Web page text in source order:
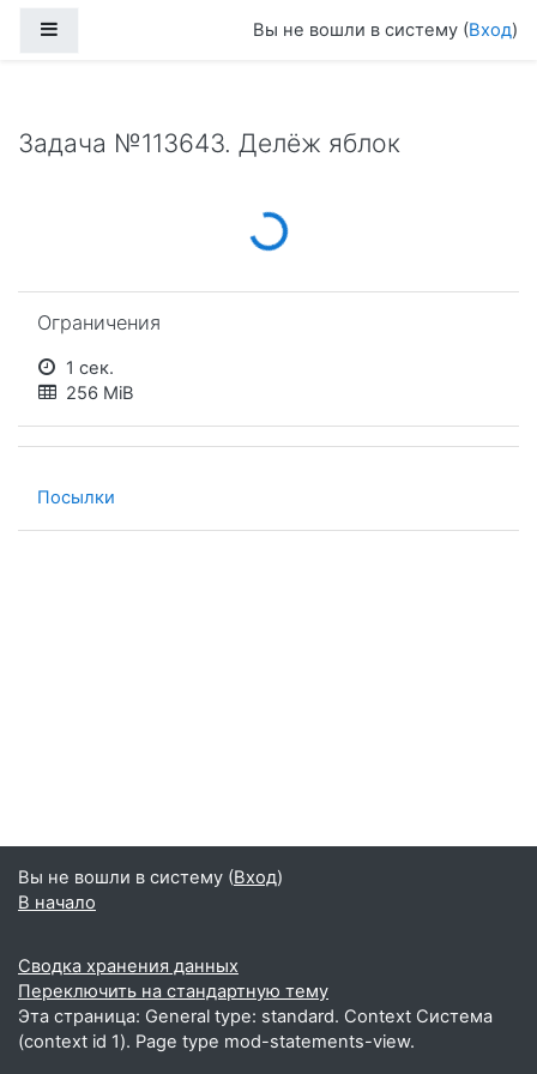
Вы не вошли в систему (Вход)
Задача №113643. Делёж яблок
Loading...
Ограничения
1 сек.
256 MiB
Посылки
Вы не вошли в систему (Вход)
В начало
Сводка хранения данных
Переключить на стандартную тему
Эта страница: General type: standard. Context Система
(context id 1). Page type mod-statements-view.